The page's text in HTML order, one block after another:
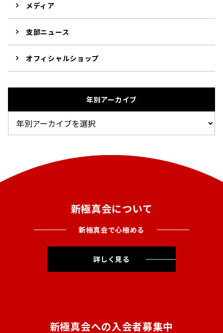
メディア
支部ニュース
オフィシャルショップ
年別アーカイブ
新極真会について
新極真会で心極める
詳しく見る
新極真会への入会者募集中